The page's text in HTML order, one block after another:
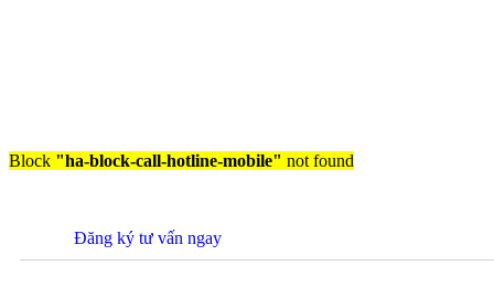
Block "ha-block-call-hotline-mobile" not found
Đăng ký tư vấn ngay